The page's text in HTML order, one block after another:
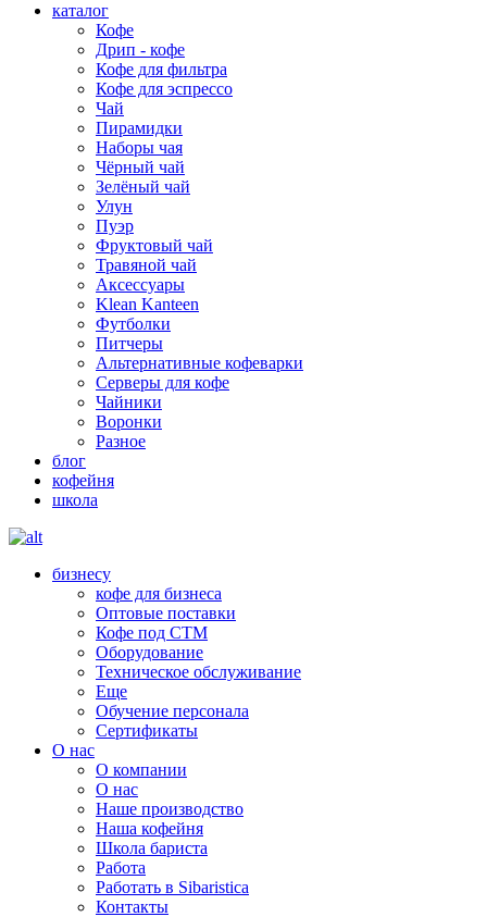
каталог
Кофе
Дрип - кофе
Кофе для фильтра
Кофе для эспрессо
Чай
Пирамидки
Наборы чая
Чёрный чай
Зелёный чай
Улун
Пуэр
Фруктовый чай
Травяной чай
Аксессуары
Klean Kanteen
Футболки
Питчеры
Альтернативные кофеварки
Серверы для кофе
Чайники
Воронки
Разное
блог
кофейня
школа
бизнесу
кофе для бизнеса
Оптовые поставки
Кофе под СТМ
Оборудование
Техническое обслуживание
Еще
Обучение персонала
Сертификаты
О нас
O компании
О нас
Наше производство
Наша кофейня
Школа бариста
Работа
Работать в Sibaristica
Контакты